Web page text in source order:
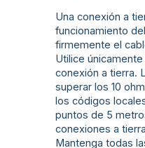
Una conexión a
funcionamiento
firmemente el
Utilice
conexión a tierra.
superar los 10
los códigos
puntos de 5
conexiones a
Mantenga todas